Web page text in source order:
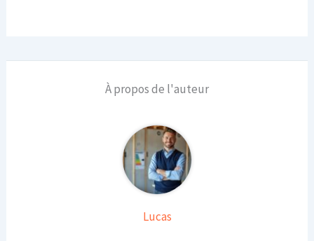
À propos de l'auteur
Lucas